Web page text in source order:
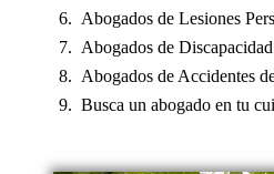
Abogados de Lesiones
Abogados de
Abogados de Accidentes
Busca un abogado en tu